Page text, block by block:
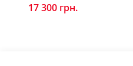
17 300 грн.